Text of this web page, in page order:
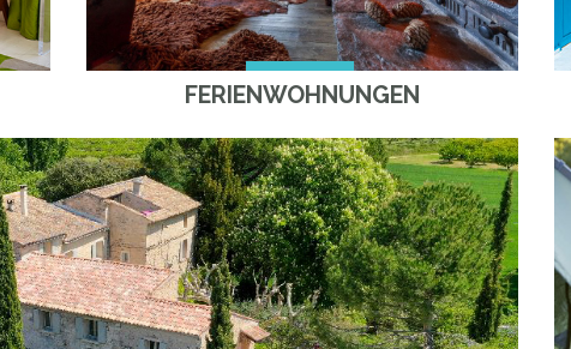
FERIENWOHNUNGEN